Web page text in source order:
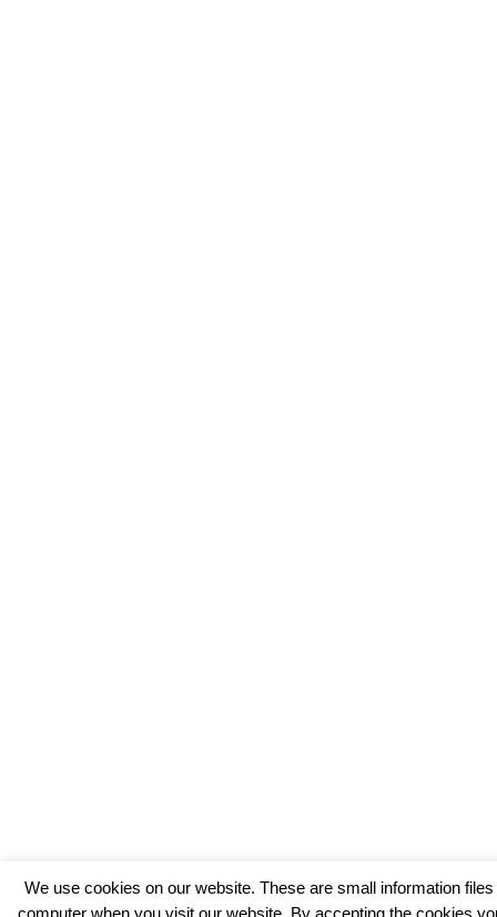
We use cookies on our website. These are small information
computer when you visit our website. By accepting the cookies